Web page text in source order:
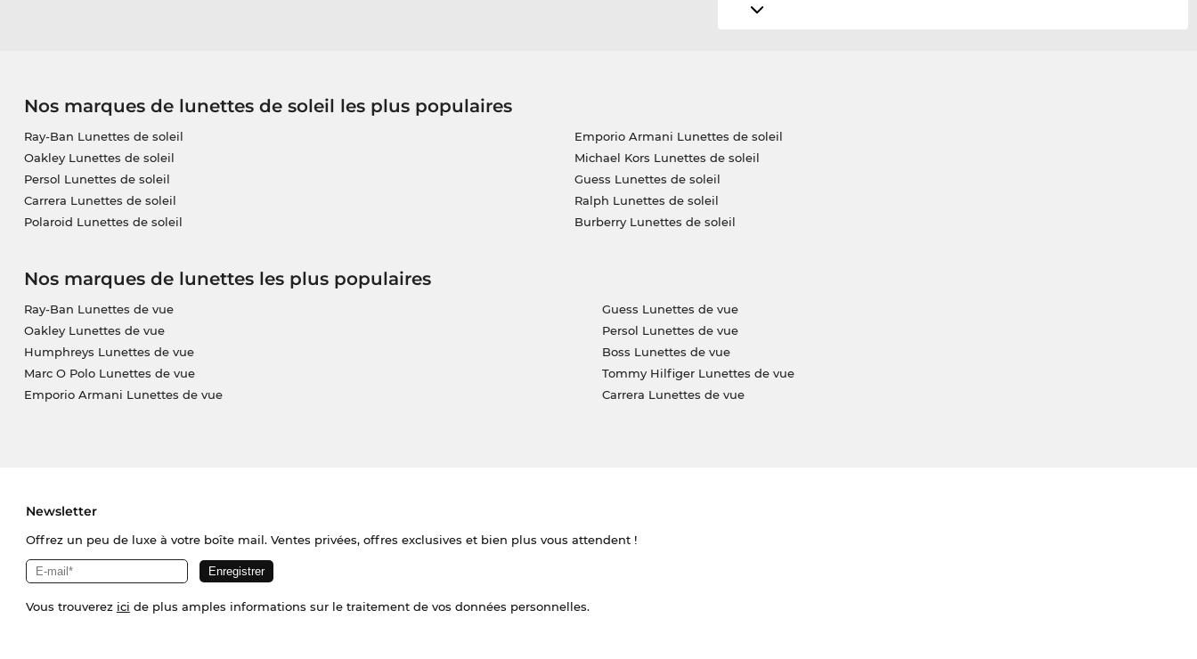
Nos marques de lunettes de soleil les plus populaires
Ray-Ban Lunettes de soleil
Oakley Lunettes de soleil
Persol Lunettes de soleil
Carrera Lunettes de soleil
Polaroid Lunettes de soleil
Emporio Armani Lunettes de soleil
Michael Kors Lunettes de soleil
Guess Lunettes de soleil
Ralph Lunettes de soleil
Burberry Lunettes de soleil
Nos marques de lunettes les plus populaires
Ray-Ban Lunettes de vue
Oakley Lunettes de vue
Humphreys Lunettes de vue
Marc O Polo Lunettes de vue
Emporio Armani Lunettes de vue
Guess Lunettes de vue
Persol Lunettes de vue
Boss Lunettes de vue
Tommy Hilfiger Lunettes de vue
Carrera Lunettes de vue
Newsletter
Offrez un peu de luxe à votre boîte mail. Ventes privées, offres exclusives et bien plus vous attendent !
Vous trouverez ici de plus amples informations sur le traitement de vos données personnelles.